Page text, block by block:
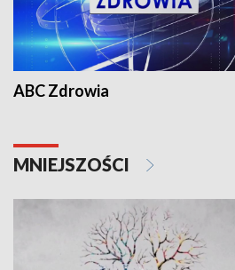
ABC Zdrowia
MNIEJSZOŚCI